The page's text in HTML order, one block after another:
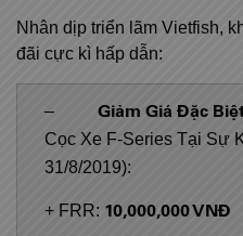
Nhân dịp triển lãm Vietfish,
đãi cực kì hấp dẫn:
– Giảm Giá Đặc
Cọc Xe F-Series Tại Sự
31/8/2019):
+ FRR: 10,000,000 VNĐ